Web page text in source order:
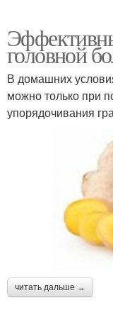
головной
В домашних
можно только при
упорядочивания
читать дальше →